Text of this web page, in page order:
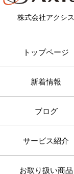
株式会社アクシス
トップページ
新着情報
ブログ
サービス紹介
お取り扱い商品